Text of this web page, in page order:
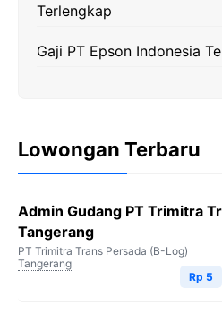
Terlengkap
Gaji PT Epson Indonesia
Lowongan Terbaru
Admin Gudang PT Trimitra
Tangerang
PT Trimitra Trans Persada (B-Log)
Tangerang
Rp 5